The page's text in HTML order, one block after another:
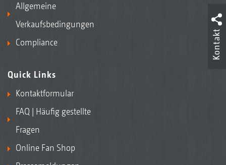
Allgemeine
Verkaufsbedingungen
Compliance
Quick Links
Kontaktformular
FAQ | Häufig gestellte
Fragen
Online Fan Shop
Kontakt